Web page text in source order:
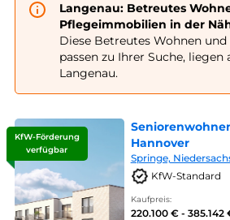
Langenau: Betreutes
Pflegeimmobilien in der
Diese Betreutes Wohnen
passen zu Ihrer Suche,
Langenau.
KfW-Förderung
verfügbar
Hannover
Springe,
KfW-Standard
Kaufpreis:
220.100 € - 385.142